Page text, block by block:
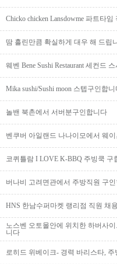
Chicko chicken Lansdowme 파트타
땀 흘린만큼 확실하게 대우 해 드립
웨벤 Bene Sushi Restaurant 세컨드
Mika sushi/Sushi moon 스텝구인합
놀밴 북촌에서 서버분구인합니다
벤쿠버 아일랜드 나나이모에서 웨
코퀴틀람 I LOVE K-BBQ 주빙쿡 구
버나비 고려면관에서 주방직원 구
HNS 한남수퍼마켓 랭리점 직원 채
노스벤 오토몰안에 위치한 하버사
니다
로히드 위베이크- 경력 바리스타, 주